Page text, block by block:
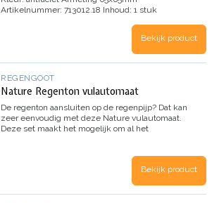
Artikelnummer: 713012.18 Inhoud: 1 stuk
Bekijk product
REGENGOOT
Nature Regenton vulautomaat
De regenton aansluiten op de regenpijp? Dat kan
zeer eenvoudig met deze Nature vulautomaat.
Deze set maakt het mogelijk om al het
monteren en geschikt voor de 80mm en 100mm
Ook voor vierkante regenbuis 65 x 65
Inhoud: 1 set (Inclusief aansluitslang, tule
en moer)
Bekijk product